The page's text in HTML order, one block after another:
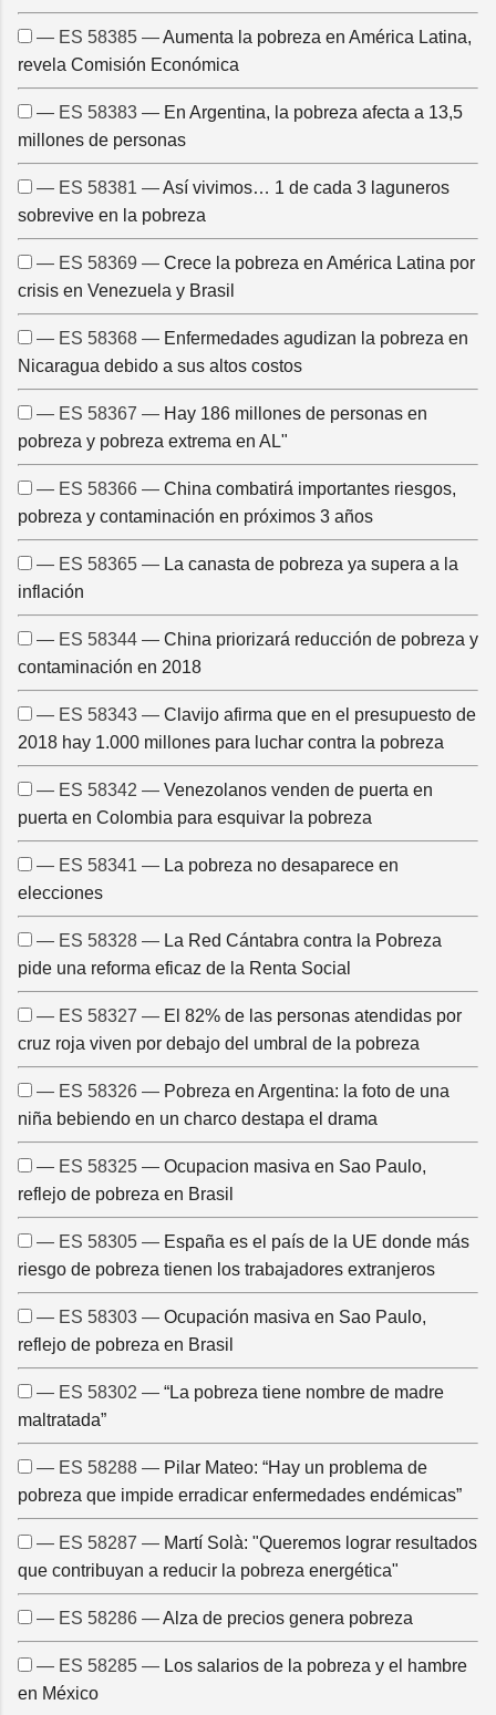
— ES 58385 —Aumenta la pobreza en América Latina,
revela Comisión Económica
— ES 58383 — En Argentina, la pobreza afecta a 13,5
millones de personas
— ES 58381 —Así vivimos… 1 de cada 3 laguneros
sobrevive en la pobreza
— ES 58369 — Crece la pobreza en América Latina por
crisis en Venezuela y Brasil
— ES 58368 — Enfermedades agudizan la pobreza en
Nicaragua debido a sus altos costos
— ES 58367 — Hay 186 millones de personas en
pobreza y pobreza extrema en AL"
— ES 58366 — China combatirá importantes riesgos,
pobreza y contaminación en próximos 3 años
— ES 58365 — La canasta de pobreza ya supera a la
inflación
— ES 58344 — China priorizará reducción de pobreza y
contaminación en 2018
— ES 58343 — Clavijo afirma que en el presupuesto de
2018 hay 1.000 millones para luchar contra la pobreza
— ES 58342 — Venezolanos venden de puerta en
puerta en Colombia para esquivar la pobreza
— ES 58341 — La pobreza no desaparece en
elecciones
— ES 58328 — La Red Cántabra contra la Pobreza
pide una reforma eficaz de la Renta Social
— ES 58327 — El 82% de las personas atendidas por
cruz roja viven por debajo del umbral de la pobreza
— ES 58326 — Pobreza en Argentina: la foto de una
niña bebiendo en un charco destapa el drama
— ES 58325 — Ocupacion masiva en Sao Paulo,
reflejo de pobreza en Brasil
— ES 58305 — España es el país de la UE donde más
riesgo de pobreza tienen los trabajadores extranjeros
— ES 58303 — Ocupación masiva en Sao Paulo,
reflejo de pobreza en Brasil
— ES 58302 — “La pobreza tiene nombre de madre
maltratada”
— ES 58288 — Pilar Mateo: “Hay un problema de
pobreza que impide erradicar enfermedades endémicas”
— ES 58287 — Martí Solà: "Queremos lograr resultados
que contribuyan a reducir la pobreza energética"
— ES 58286 —Alza de precios genera pobreza
— ES 58285 — Los salarios de la pobreza y el hambre
en México